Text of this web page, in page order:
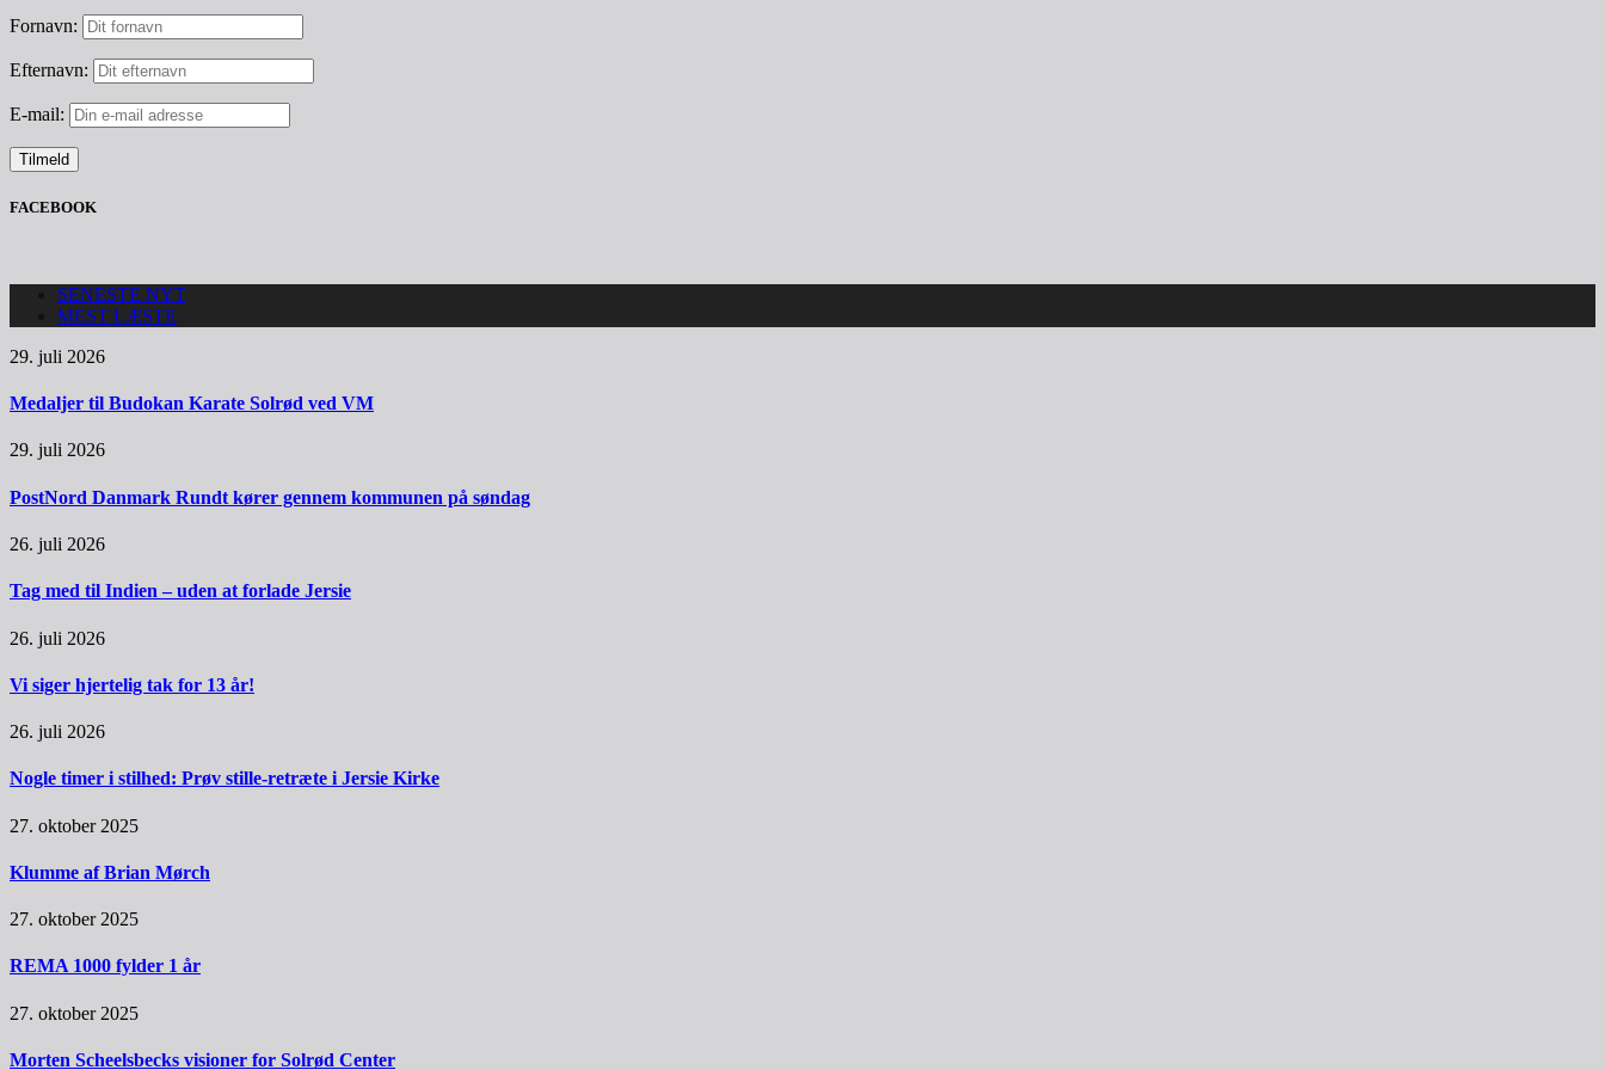
Fornavn:
Efternavn:
E-mail:
FACEBOOK
SENESTE NYT
MEST LÆSTE
29. juli 2026
Medaljer til Budokan Karate Solrød ved VM
29. juli 2026
PostNord Danmark Rundt kører gennem kommunen på søndag
26. juli 2026
Tag med til Indien – uden at forlade Jersie
26. juli 2026
Vi siger hjertelig tak for 13 år!
26. juli 2026
Nogle timer i stilhed: Prøv stille-retræte i Jersie Kirke
27. oktober 2025
Klumme af Brian Mørch
27. oktober 2025
REMA 1000 fylder 1 år
27. oktober 2025
Morten Scheelsbecks visioner for Solrød Center